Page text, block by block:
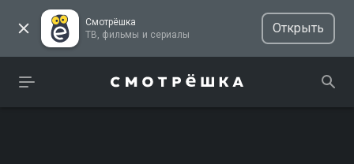
Смотрёшка
ТВ, фильмы и сериалы
Открыть